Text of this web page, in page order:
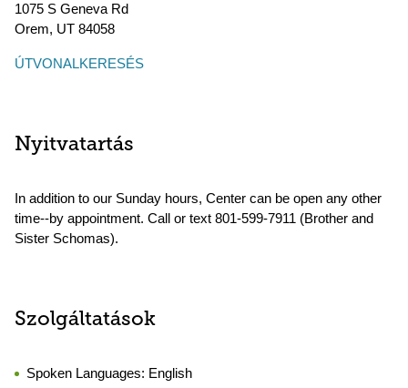
1075 S Geneva Rd
Orem, UT 84058
ÚTVONALKERESÉS
Nyitvatartás
In addition to our Sunday hours, Center can be open any other
time--by appointment. Call or text 801-599-7911 (Brother and
Sister Schomas).
Szolgáltatások
Spoken Languages: English